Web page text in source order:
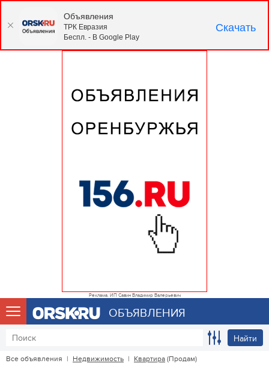
Реклама. ИП Савин Владимир Валерьевич
ОБЪЯВЛЕНИЯ
Найти
Все объявления | Недвижимость | Квартира (Продам)
Объявления
ТРК Евразия
Беспл. - В Google Play
Скачать